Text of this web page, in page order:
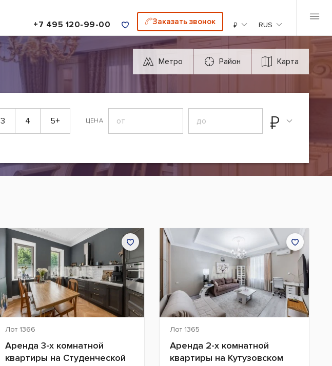
+7 495 120-99-00 Заказать звонок ₽ RUS
Метро Район Карта
3 4 5+ ЦЕНА ₽
Лот 1366
Аренда 3-х комнатной
квартиры на Студенческой
Лот 1365
Аренда 2-х комнатной
квартиры на Кутузовском